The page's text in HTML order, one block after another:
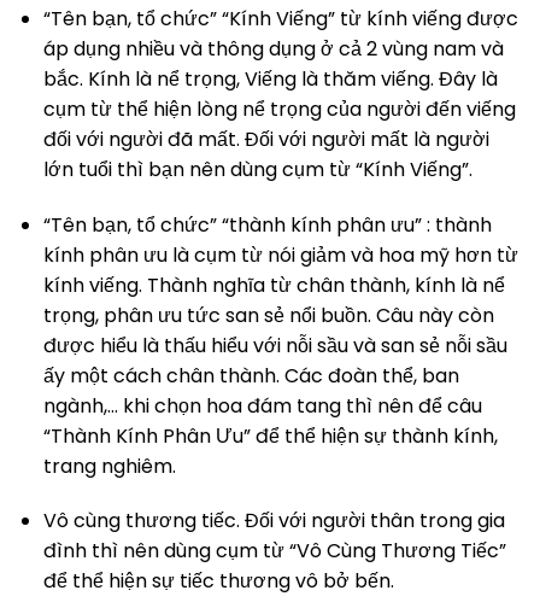
“Tên bạn, tổ chức” “Kính Viếng” từ kính viếng được
áp dụng nhiều và thông dụng ở cả 2 vùng nam và
bắc. Kính là nể trọng, Viếng là thăm viếng. Đây là
cụm từ thể hiện lòng nể trọng của người đến viếng
đối với người đã mất. Đối với người mất là người
lớn tuổi thì bạn nên dùng cụm từ “Kính Viếng”.
“Tên bạn, tổ chức” “thành kính phân ưu” : thành
kính phân ưu là cụm từ nói giảm và hoa mỹ hơn từ
kính viếng. Thành nghĩa từ chân thành, kính là nể
trọng, phân ưu tức san sẻ nổi buồn. Câu này còn
được hiểu là thấu hiểu với nỗi sầu và san sẻ nỗi sầu
ấy một cách chân thành. Các đoàn thể, ban
ngành,… khi chọn hoa đám tang thì nên để câu
“Thành Kính Phân Ưu” để thể hiện sự thành kính,
trang nghiêm.
Vô cùng thương tiếc. Đối với người thân trong gia
đình thì nên dùng cụm từ “Vô Cùng Thương Tiếc”
để thể hiện sự tiếc thương vô bở bến.